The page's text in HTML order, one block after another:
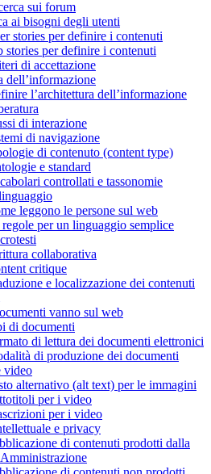
sui forum
ai bisogni degli utenti
stories per definire i contenuti
stories per definire i contenuti
di accettazione
dell’informazione
l’architettura dell’informazione
di interazione
di navigazione
di contenuto (content type)
e standard
controllati e tassonomie
leggono le persone sul web
per un linguaggio semplice
collaborativa
critique
e localizzazione dei contenuti
vanno sul web
di documenti
di lettura dei documenti elettronici
di produzione dei documenti
video
alternativo (alt text) per le immagini
per i video
per i video
e privacy
di contenuti prodotti dalla